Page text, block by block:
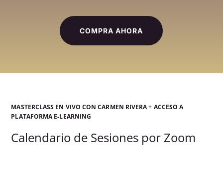
COMPRA AHORA
MASTERCLASS EN VIVO CON CARMEN RIVERA + ACCESO A
PLATAFORMA E-LEARNING
Calendario de Sesiones por Zoom